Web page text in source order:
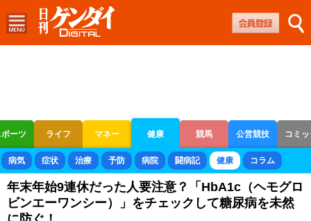
ーツ ライフ マネー 健康 競馬 公営競技 コミ
ボートレース 競輪 オートレース
病気 症状 治療 予防 病院 闘病記 健康 コラム
年末年始9連休だった人要注意？「HbA1c（ヘモグロ
ビンエーワンシー）」をチェックして糖尿病を未然